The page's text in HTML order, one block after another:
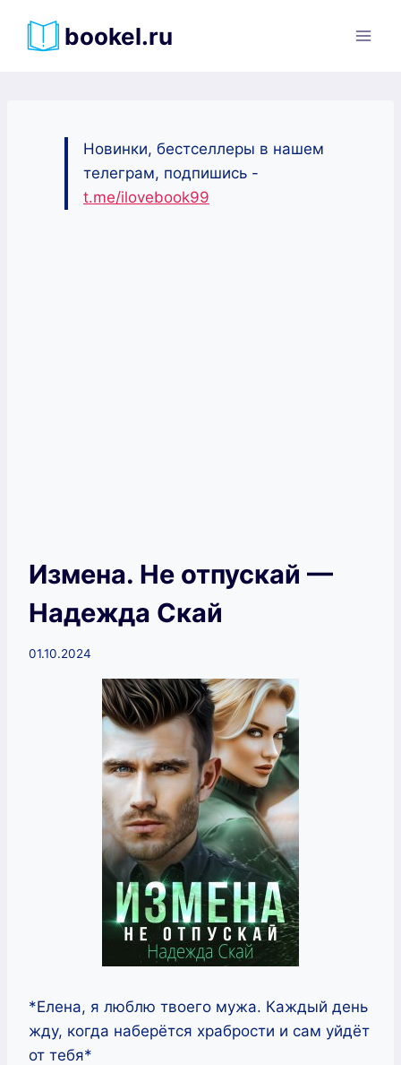
bookel.ru
Новинки, бестселлеры в нашем
телеграм, подпишись -
t.me/ilovebook99
Измена. Не отпускай —
Надежда Скай
01.10.2024
*Елена, я люблю твоего мужа. Каждый день
жду, когда наберётся храбрости и сам уйдёт
от тебя*